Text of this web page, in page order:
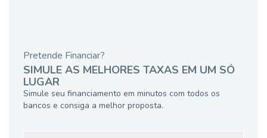
Pretende Financiar?
SIMULE AS MELHORES TAXAS EM UM SÓ
LUGAR
Simule seu financiamento em minutos com todos os
bancos e consiga a melhor proposta.